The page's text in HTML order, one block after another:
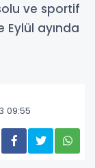
ve sportif
Eylül ayında
09:55